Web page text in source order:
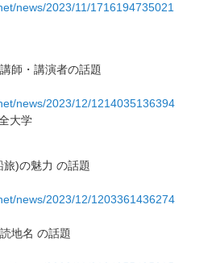
news/2023/11/1716194735021
／講師・講演者の話題
news/2023/12/1214035136394
大学
ズ(船旅)の魅力 の話題
news/2023/12/1203361436274
の難読地名 の話題